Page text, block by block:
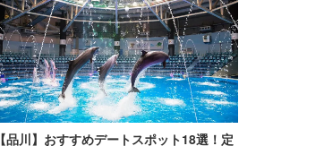
【品川】おすすめデートスポット18選！定